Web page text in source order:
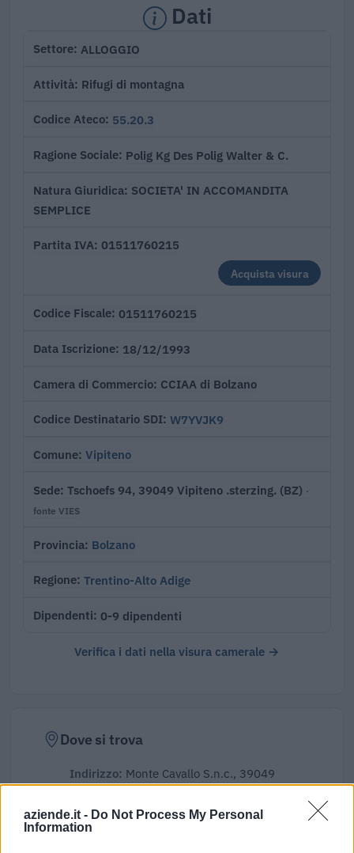
aziende.it - Do Not Process My Personal
Information
Dati
Settore ALLOGGIO
Attività Rifugi di montagna
Codice Ateco 55.20.3
Ragione Sociale Polig Kg Des Polig Walter & C.
Natura Giuridica SOCIETA' IN ACCOMANDITA
SEMPLICE
Partita IVA 01511760215
Acquista visura
Codice Fiscale 01511760215
Data Iscrizione 18/12/1993
Camera di Commercio CCIAA di Bolzano
Codice Destinatario SDI W7YVJK9
Comune Vipiteno
Sede Tschoefs 94, 39049 Vipiteno .sterzing. (BZ) ·
fonte VIES
Provincia Bolzano
Regione Trentino-Alto Adige
Dipendenti 0-9 dipendenti
Verifica i dati nella visura camerale →
Dove si trova
Indirizzo: Monte Cavallo S.n.c., 39049
Comune: Vipiteno